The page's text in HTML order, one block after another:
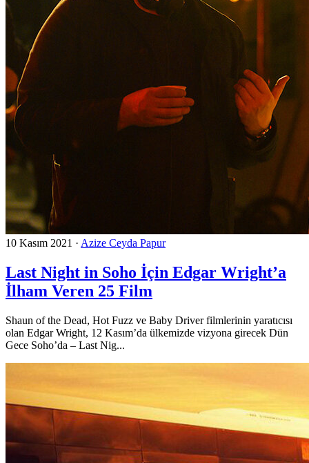
10 Kasım 2021 · Azize Ceyda Papur
Last Night in Soho İçin Edgar Wright’a
İlham Veren 25 Film
Shaun of the Dead, Hot Fuzz ve Baby Driver filmlerinin yaratıcısı
olan Edgar Wright, 12 Kasım’da ülkemizde vizyona girecek Dün
Gece Soho’da – Last Nig...